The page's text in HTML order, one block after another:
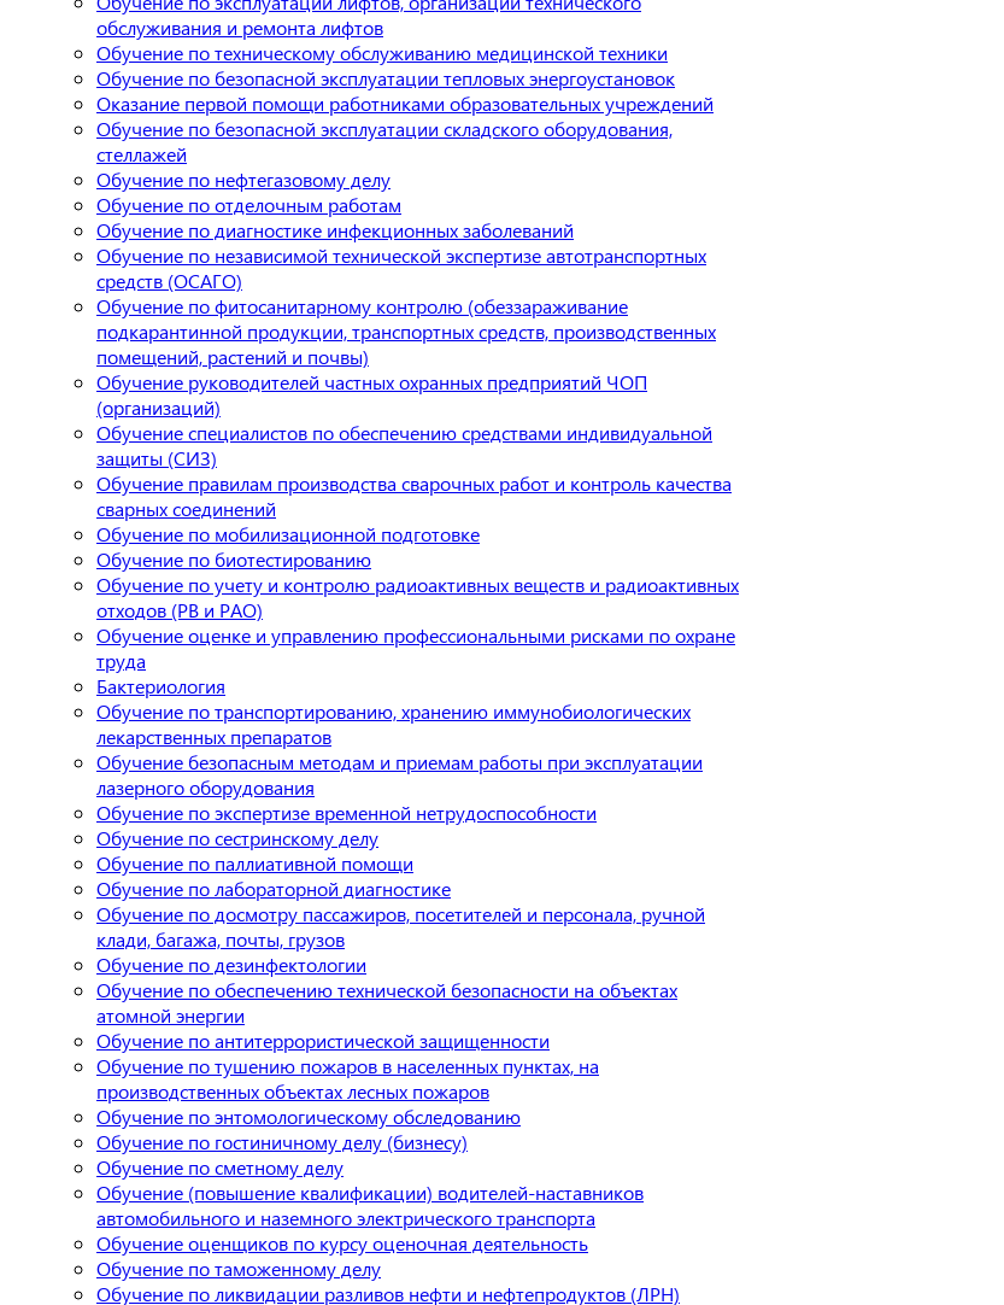
обслуживания и ремонта лифтов
Обучение по техническому обслуживанию медицинской техники
Обучение по безопасной эксплуатации тепловых энергоустановок
Оказание первой помощи работниками образовательных учреждений
Обучение по безопасной эксплуатации складского оборудования,
стеллажей
Обучение по нефтегазовому делу
Обучение по отделочным работам
Обучение по диагностике инфекционных заболеваний
Обучение по независимой технической экспертизе автотранспортных
средств (ОСАГО)
Обучение по фитосанитарному контролю (обеззараживание
подкарантинной продукции, транспортных средств, производственных
помещений, растений и почвы)
Обучение руководителей частных охранных предприятий ЧОП
(организаций)
Обучение специалистов по обеспечению средствами индивидуальной
защиты (СИЗ)
Обучение правилам производства сварочных работ и контроль качества
сварных соединений
Обучение по мобилизационной подготовке
Обучение по биотестированию
Обучение по учету и контролю радиоактивных веществ и радиоактивных
отходов (РВ и РАО)
Обучение оценке и управлению профессиональными рисками по охране
труда
Бактериология
Обучение по транспортированию, хранению иммунобиологических
лекарственных препаратов
Обучение безопасным методам и приемам работы при эксплуатации
лазерного оборудования
Обучение по экспертизе временной нетрудоспособности
Обучение по сестринскому делу
Обучение по паллиативной помощи
Обучение по лабораторной диагностике
Обучение по досмотру пассажиров, посетителей и персонала, ручной
клади, багажа, почты, грузов
Обучение по дезинфектологии
Обучение по обеспечению технической безопасности на объектах
атомной энергии
Обучение по антитеррористической защищенности
Обучение по тушению пожаров в населенных пунктах, на
производственных объектах лесных пожаров
Обучение по энтомологическому обследованию
Обучение по гостиничному делу (бизнесу)
Обучение по сметному делу
Обучение (повышение квалификации) водителей-наставников
автомобильного и наземного электрического транспорта
Обучение оценщиков по курсу оценочная деятельность
Обучение по таможенному делу
Обучение по ликвидации разливов нефти и нефтепродуктов (ЛРН)